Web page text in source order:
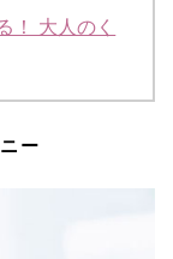
！ 大人のく
ー